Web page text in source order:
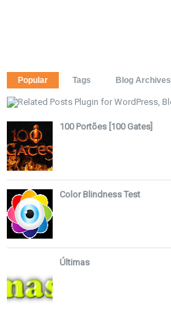
Popular Tags Blog Archives
100 Portões [100 Gates]
Color Blindness Test
Últimas